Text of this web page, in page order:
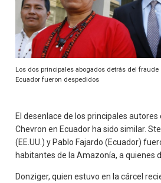
Los dos principales abogados detrás del fraude
Ecuador fueron despedidos
El desenlace de los principales
Chevron en Ecuador ha sido similar.
(EE.UU.) y Pablo Fajardo (Ecuador)
habitantes de la Amazonía, a quienes
Donziger, quien estuvo en la cárcel